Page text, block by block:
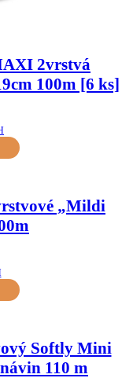
2vrstvá
100m [6 ks]
„Mildi
Softly Mini
110 m